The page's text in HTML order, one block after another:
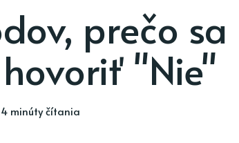
prečo sa
"Nie"
4 minúty čítania